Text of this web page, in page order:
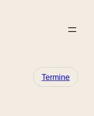
Termine